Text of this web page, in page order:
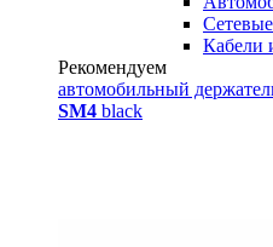
Кабели
Рекомендуем
автомобильный
SM4 black